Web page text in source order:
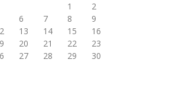
1
2
6 7 8
9
13 14 15
16
20 21 22
23
27 28 29
30